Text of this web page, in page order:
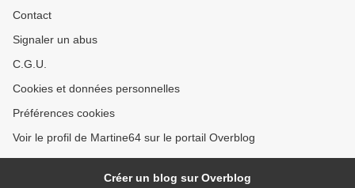
Contact
Signaler un abus
C.G.U.
Cookies et données personnelles
Préférences cookies
Voir le profil de Martine64 sur le portail Overblog
Créer un blog sur Overblog